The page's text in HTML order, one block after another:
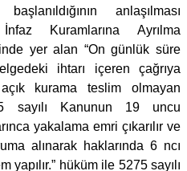
anlaşılması
Kuramlarına Ayrılma
yer alan “On günlük süre
ihtarı içeren çağrıya
kurama teslim olmayan
sayılı Kanunun 19 uncu
yakalama emri çıkarılır ve
alınarak haklarında 6 ncı
hüküm ile 5275 sayılı